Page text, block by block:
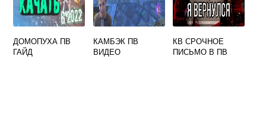
ДОМОПУХА ПВ
ГАЙД
КАМБЭК ПВ
ВИДЕО
КВ СРОЧНОЕ
ПИСЬМО В ПВ